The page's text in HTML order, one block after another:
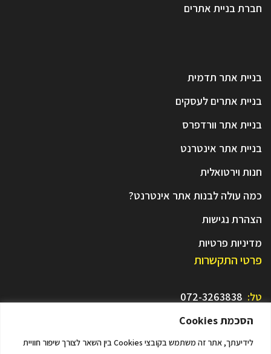
הסכמת Cookies
לידיעתך, אתר זה משתמש בקובצי Cookies בין השאר לצורך שיפור חוויית
חברת בניית אתרים
בניית אתר תדמית
בניית אתרים לעסקים
בניית אתר וורדפרס
בניית אתר אינטרנט
חנות וירטואלית
כמה עולה לבנות אתר אינטרנט?
הצהרת נגישות
מדיניות פרטיות
פרטי התקשרות
טל:
דוא"ל: seotip.v@gmail.com
כתובת:היוצרים 3, אזור תעשיה לוד